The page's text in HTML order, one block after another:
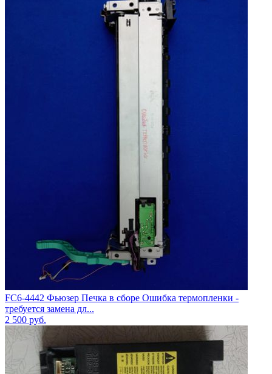
FC6-4442 Фьюзер Печка в сборе Ошибка термопленки -
требуется замена дл...
2 500 руб.